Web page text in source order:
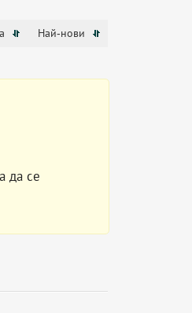
Най-нови
да се